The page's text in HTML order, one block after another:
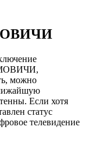
можно
Если хотя
статус
телевидение